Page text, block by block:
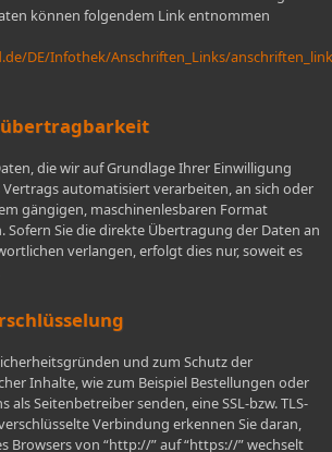
können folgendem Link entnommen
DE/Infothek/Anschriften_Links/
die wir auf Grundlage Ihrer Einwilligung
automatisiert verarbeiten, an sich oder
gängigen, maschinenlesbaren Format
Sofern Sie die direkte Übertragung der Daten an
verlangen, erfolgt dies nur, soweit es
und zum Schutz der
Inhalte, wie zum Beispiel Bestellungen oder
als Seitenbetreiber senden, eine SSL-bzw. TLS-
Verbindung erkennen Sie daran,
Browsers von “http://” auf “https://” wechselt